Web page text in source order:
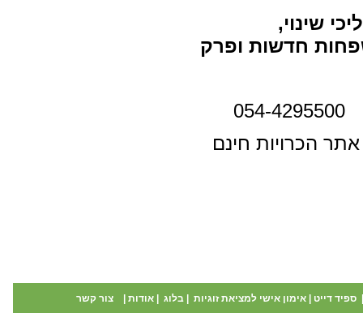
שינוי,
חדשות ופרק
הכרויות חינם
ספיד דייט אימון אישי למציאת זוגיות בלוג אודות צור קשר